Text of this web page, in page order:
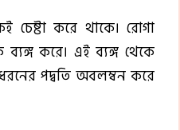
চেষ্টা করে থাকে। রোগা
করে। এই ব্যঙ্গ থেকে
পদ্বতি অবলম্বন করে